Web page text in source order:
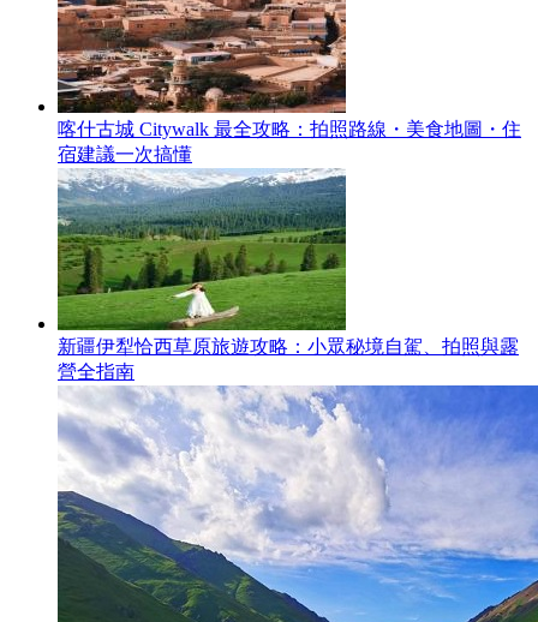
喀什古城 Citywalk 最全攻略：拍照路線・美食地圖・住
宿建議一次搞懂
新疆伊犁恰西草原旅遊攻略：小眾秘境自駕、拍照與露
營全指南